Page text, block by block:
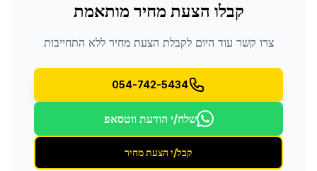
קבלו הצעת מחיר מותאמת
צרו קשר עוד היום לקבלת הצעת מחיר ללא התחייבות
054-742-5434
שלח/י הודעת ווטסאפ
קבל/י הצעת מחיר